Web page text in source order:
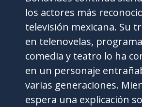
los actores más
televisión mexicana. Su
en telenovelas,
comedia y teatro lo ha
en un personaje
varias generaciones.
espera una explicación